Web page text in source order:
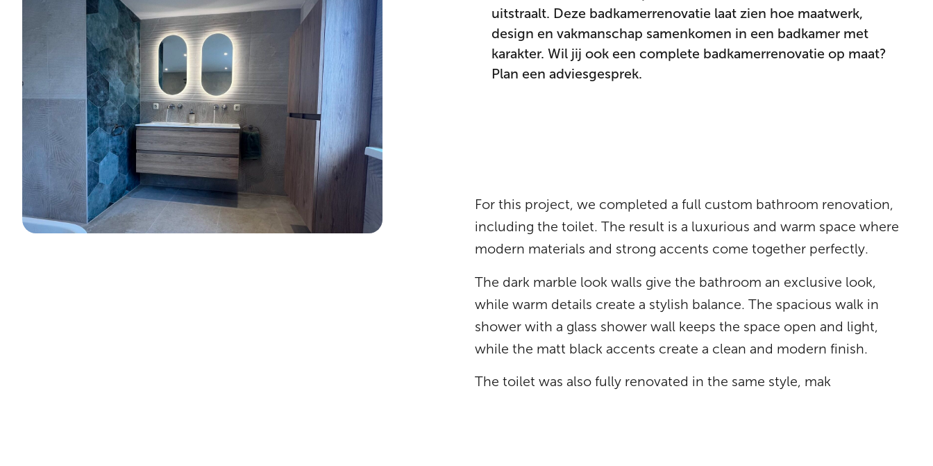
uitstraalt. Deze badkamerrenovatie laat zien hoe maatwerk,
design en vakmanschap samenkomen in een badkamer met
karakter. Wil jij ook een complete badkamerrenovatie op maat?
Plan een adviesgesprek.
For this project, we completed a full custom bathroom renovation,
including the toilet. The result is a luxurious and warm space where
modern materials and strong accents come together perfectly.
The dark marble look walls give the bathroom an exclusive look,
while warm details create a stylish balance. The spacious walk in
shower with a glass shower wall keeps the space open and light,
while the matt black accents create a clean and modern finish.
The toilet was also fully renovated in the same style, mak